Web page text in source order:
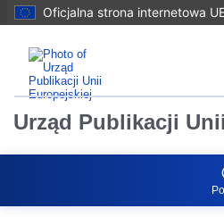
Oficjalna strona internetowa
Urząd Publikacji